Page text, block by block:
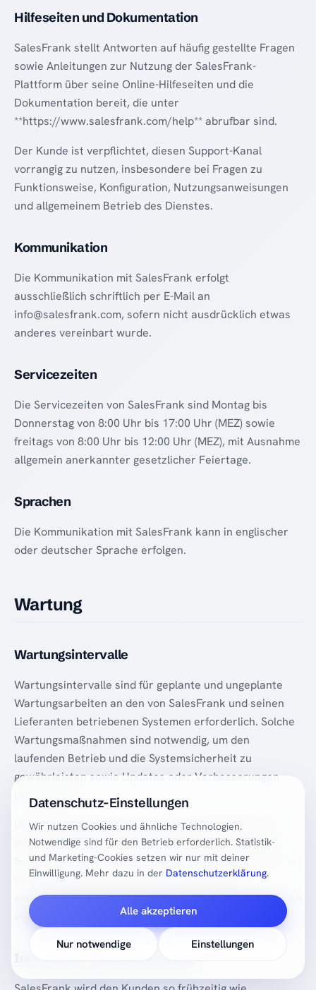
Hilfeseiten und Dokumentation
SalesFrank stellt Antworten auf häufig gestellte Fragen
sowie Anleitungen zur Nutzung der SalesFrank-
Plattform über seine Online-Hilfeseiten und die
Dokumentation bereit, die unter
**https://www.salesfrank.com/help** abrufbar sind.
Der Kunde ist verpflichtet, diesen Support-Kanal
vorrangig zu nutzen, insbesondere bei Fragen zu
Funktionsweise, Konfiguration, Nutzungsanweisungen
und allgemeinem Betrieb des Dienstes.
Kommunikation
Die Kommunikation mit SalesFrank erfolgt
ausschließlich schriftlich per E-Mail an
info@salesfrank.com, sofern nicht ausdrücklich etwas
anderes vereinbart wurde.
Servicezeiten
Die Servicezeiten von SalesFrank sind Montag bis
Donnerstag von 8:00 Uhr bis 17:00 Uhr (MEZ) sowie
freitags von 8:00 Uhr bis 12:00 Uhr (MEZ), mit Ausnahme
allgemein anerkannter gesetzlicher Feiertage.
Sprachen
Die Kommunikation mit SalesFrank kann in englischer
oder deutscher Sprache erfolgen.
Wartung
Wartungsintervalle
Wartungsintervalle sind für geplante und ungeplante
Wartungsarbeiten an den von SalesFrank und seinen
Lieferanten betriebenen Systemen erforderlich. Solche
Wartungsmaßnahmen sind notwendig, um den
laufenden Betrieb und die Systemsicherheit zu
gewährleisten sowie Updates oder Verbesserungen
umzusetzen.
Updates und Verbesserungen werden nicht in festen
oder regelmäßigen Wartungsfenstern durchgeführt.
Soweit möglich, werden Wartungsmaßnahmen, die eine
vorübergehende Unterbrechung des Dienstes
erfordern, zu Zeiten durchgeführt, die die Auswirkungen
auf die Kunden so gering wie möglich halten.
Datenschutz-Einstellungen
Wir nutzen Cookies und ähnliche Technologien.
Notwendige sind für den Betrieb erforderlich. Statistik-
und Marketing-Cookies setzen wir nur mit deiner
Einwilligung. Mehr dazu in der Datenschutzerklärung.
Alle akzeptieren
Nur notwendige Einstellungen